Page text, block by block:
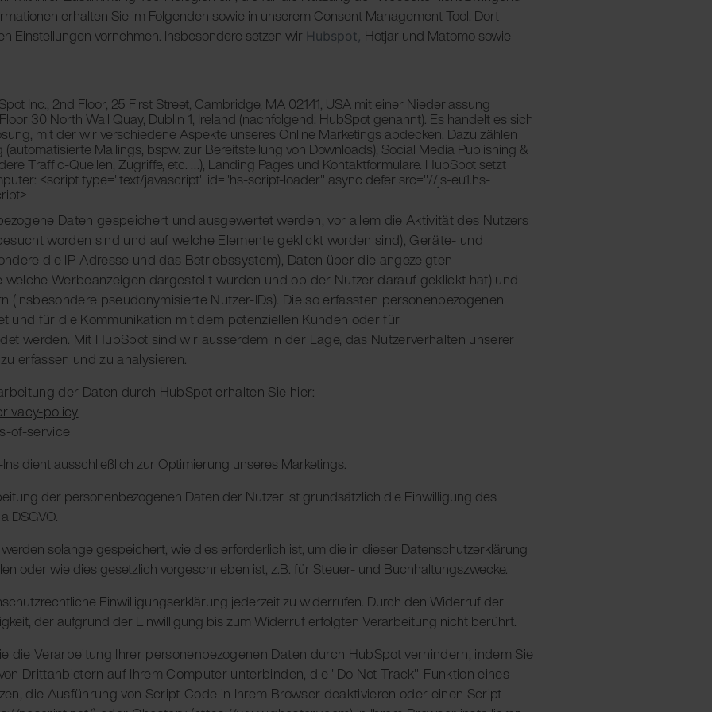
erhalten Sie im Folgenden sowie in unserem Consent Management Tool. Dort
Einstellungen vornehmen. Insbesondere setzen wir Hubspot, Hotjar und Matomo sowie
Inc., 2nd Floor, 25 First Street, Cambridge, MA 02141, USA mit einer Niederlassung
30 North Wall Quay, Dublin 1, Ireland (nachfolgend: HubSpot genannt). Es handelt es sich
mit der wir verschiedene Aspekte unseres Online Marketings abdecken. Dazu zählen
Mailings, bspw. zur Bereitstellung von Downloads), Social Media Publishing &
Traffic-Quellen, Zugriffe, etc. …), Landing Pages und Kontaktformulare. HubSpot setzt
<script type="text/javascript" id="hs-script-loader" async defer src="//js-eu1.hs-
Daten gespeichert und ausgewertet werden, vor allem die Aktivität des Nutzers
worden sind und auf welche Elemente geklickt worden sind), Geräte- und
die IP-Adresse und das Betriebssystem), Daten über die angezeigten
Werbeanzeigen dargestellt wurden und ob der Nutzer darauf geklickt hat) und
(insbesondere pseudonymisierte Nutzer-IDs). Die so erfassten personenbezogenen
und für die Kommunikation mit dem potenziellen Kunden oder für
werden. Mit HubSpot sind wir ausserdem in der Lage, das Nutzerverhalten unserer
erfassen und zu analysieren.
der Daten durch HubSpot erhalten Sie hier:
policy
of-service
dient ausschließlich zur Optimierung unseres Marketings.
der personenbezogenen Daten der Nutzer ist grundsätzlich die Einwilligung des
DSGVO.
solange gespeichert, wie dies erforderlich ist, um die in dieser Datenschutzerklärung
oder wie dies gesetzlich vorgeschrieben ist, z.B. für Steuer- und Buchhaltungszwecke.
Einwilligungserklärung jederzeit zu widerrufen. Durch den Widerruf der
der aufgrund der Einwilligung bis zum Widerruf erfolgten Verarbeitung nicht berührt.
die Verarbeitung Ihrer personenbezogenen Daten durch HubSpot verhindern, indem Sie
Drittanbietern auf Ihrem Computer unterbinden, die "Do Not Track"-Funktion eines
die Ausführung von Script-Code in Ihrem Browser deaktivieren oder einen Script-